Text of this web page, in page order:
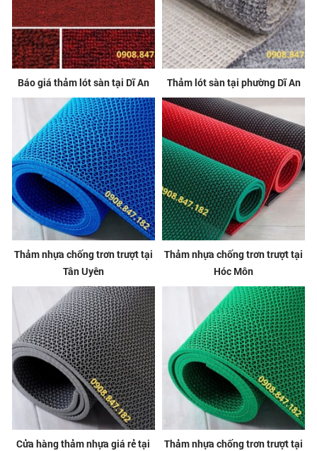
Báo giá thảm lót sàn tại Dĩ An Thảm lót sàn tại phường Dĩ An
Thảm nhựa chống trơn trượt tại
Tân Uyên
Thảm nhựa chống trơn trượt tại
Hóc Môn
Cửa hàng thảm nhựa giá rẻ tại Thảm nhựa chống trơn trượt tại